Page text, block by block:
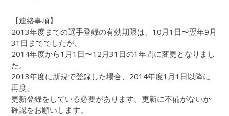
【連絡事項】
2013年度までの選手登録の有効期限は、10月1日〜翌年9月
31日まででしたが、
2014年度から1月1日〜12月31日の1年間に変更となりまし
た。
2013年度に新規で登録した場合、2014年度1月1日以降に
再度、
更新登録をしている必要があります。更新に不備がないか
確認をお願いします。